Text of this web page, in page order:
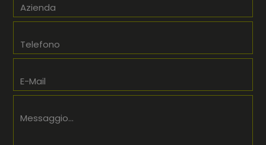
Azienda
Telefono
E-Mail
Messaggio...